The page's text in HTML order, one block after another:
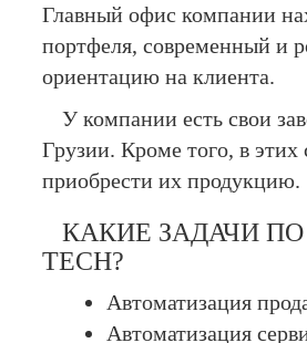
Главный офис компании
портфеля, современный и
ориентацию на клиента.
У компании есть свои
Грузии. Кроме того, в
приобрести их продукцию.
КАКИЕ ЗАДАЧИ
TECH?
Автоматизация
Автоматизация